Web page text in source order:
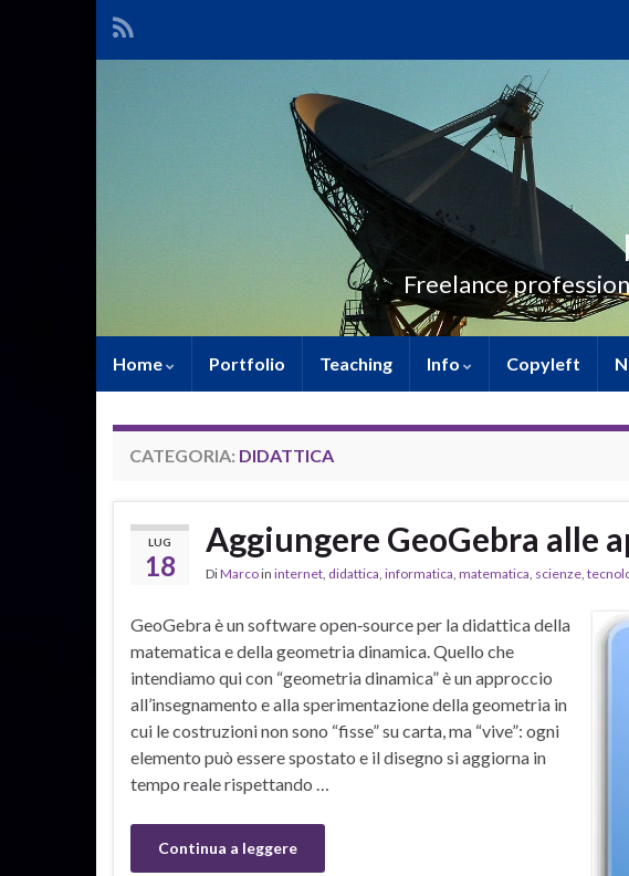
Freelance
Home Portfolio Teaching Info Copyleft
CATEGORIA: DIDATTICA
LUG
18
Aggiungere GeoGebra alle
DiMarcoin internet, didattica, informatica, matematica, scienze,
GeoGebra è un software open‑source per la didattica della
matematica e della geometria dinamica. Quello che
intendiamo qui con “geometria dinamica” è un approccio
all’insegnamento e alla sperimentazione della geometria in
cui le costruzioni non sono “fisse” su carta, ma “vive”: ogni
elemento può essere spostato e il disegno si aggiorna in
tempo reale rispettando …
Continua a leggere